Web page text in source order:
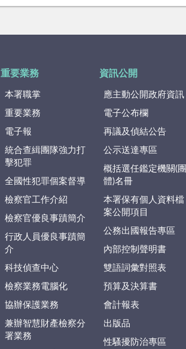
重要業務
本署職掌
重要業務
電子報
統合查緝團隊強力打
擊犯罪
全國性犯罪個案督導
檢察官工作介紹
檢察官優良事蹟簡介
行政人員優良事蹟簡
介
科技偵查中心
檢察業務電腦化
協辦保護業務
兼辦智慧財產檢察分
署業務
資訊公開
應主動公開政府資訊
電子公布欄
再議及偵結公告
公示送達專區
概括選任鑑定機關(團
體)名冊
本署保有個人資料檔
案公開項目
公務出國報告專區
內部控制聲明書
雙語詞彙對照表
預算及決算書
會計報表
出版品
性騷擾防治專區